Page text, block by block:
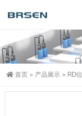
首页 » 产品展示 » RD